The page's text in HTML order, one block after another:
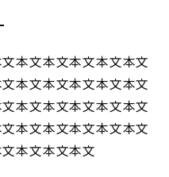
本文本文本文本文本文
本文本文本文本文本文
本文本文本文本文本文
本文本文本文本文本文
本文本文本文